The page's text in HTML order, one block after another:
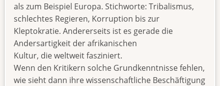
als zum Beispiel Europa. Stichworte: Tribalismus,
schlechtes Regieren, Korruption bis zur
Kleptokratie. Andererseits ist es gerade die
Andersartigkeit der afrikanischen
Kultur, die weltweit fasziniert.
Wenn den Kritikern solche Grundkenntnisse fehlen,
wie sieht dann ihre wissenschaftliche Beschäftigung